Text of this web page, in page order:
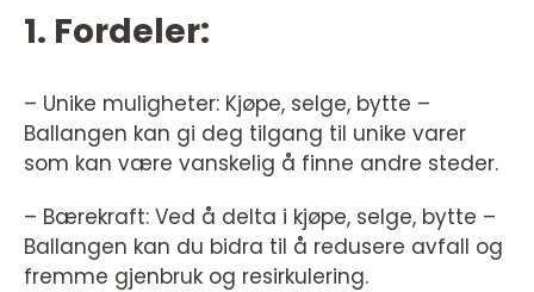
1. Fordeler:
– Unike muligheter: Kjøpe, selge, bytte –
Ballangen kan gi deg tilgang til unike varer
som kan være vanskelig å finne andre steder.
– Bærekraft: Ved å delta i kjøpe, selge, bytte –
Ballangen kan du bidra til å redusere avfall og
fremme gjenbruk og resirkulering.